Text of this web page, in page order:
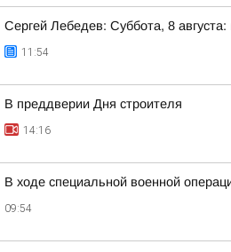
Сергей Лебедев: Суббота, 8
11:54
В преддверии Дня строителя
14:16
В ходе специальной военной
09:54